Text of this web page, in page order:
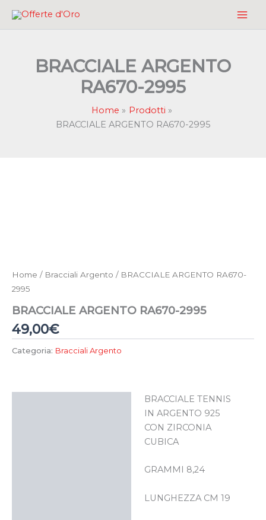
BRACCIALE ARGENTO
RA670-2995
Home
Prodotti
BRACCIALE ARGENTO RA670-2995
Home / Bracciali Argento / BRACCIALE ARGENTO RA670-
2995
BRACCIALE ARGENTO RA670-2995
49,00€
Categoria: Bracciali Argento
BRACCIALE TENNIS
IN ARGENTO 925
CON ZIRCONIA
CUBICA
GRAMMI 8,24
LUNGHEZZA CM 19